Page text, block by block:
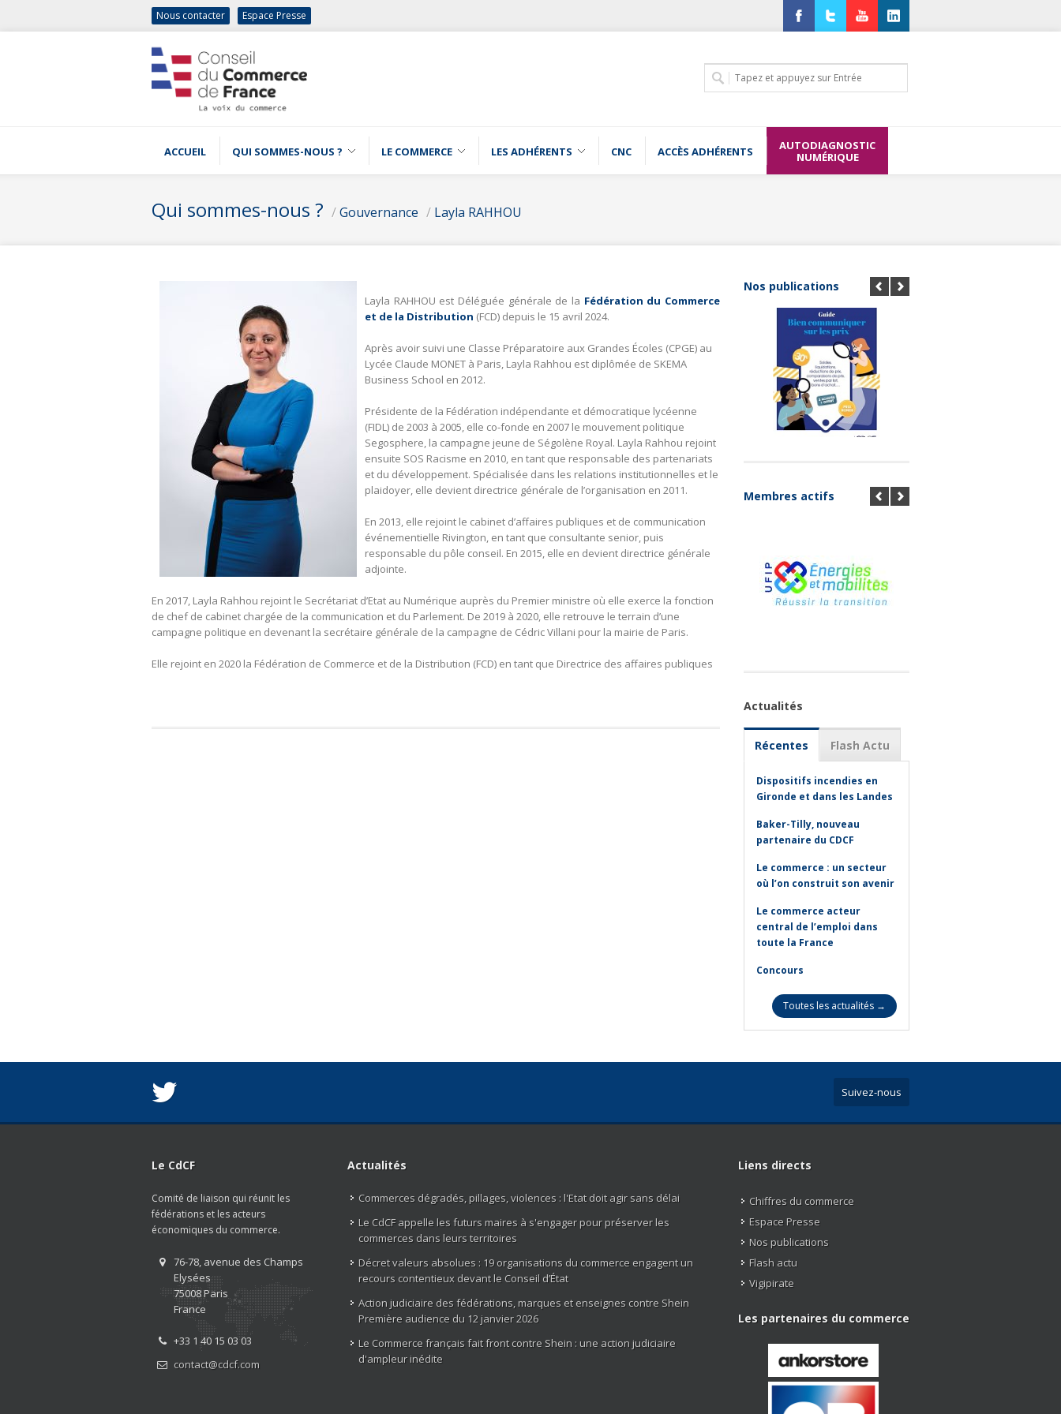
Nous contacter Espace Presse
ACCUEIL QUI SOMMES-NOUS ? LE COMMERCE LES ADHÉRENTS CNC ACCÈS ADHÉRENTS
AUTODIAGNOSTIC
NUMÉRIQUE
Qui sommes-nous ? /Gouvernance / Layla RAHHOU
Layla RAHHOU est Déléguée générale de la Fédération du Commerce
et de la Distribution (FCD) depuis le 15 avril 2024.
Après avoir suivi une Classe Préparatoire aux Grandes Écoles (CPGE) au
Lycée Claude MONET à Paris, Layla Rahhou est diplômée de SKEMA
Business School en 2012.
Présidente de la Fédération indépendante et démocratique lycéenne
(FIDL) de 2003 à 2005, elle co-fonde en 2007 le mouvement politique
Segosphere, la campagne jeune de Ségolène Royal. Layla Rahhou rejoint
ensuite SOS Racisme en 2010, en tant que responsable des partenariats
et du développement. Spécialisée dans les relations institutionnelles et le
plaidoyer, elle devient directrice générale de l’organisation en 2011.
En 2013, elle rejoint le cabinet d’affaires publiques et de communication
événementielle Rivington, en tant que consultante senior, puis
responsable du pôle conseil. En 2015, elle en devient directrice générale
adjointe.
En 2017, Layla Rahhou rejoint le Secrétariat d’Etat au Numérique auprès du Premier ministre où elle exerce la fonction
de chef de cabinet chargée de la communication et du Parlement. De 2019 à 2020, elle retrouve le terrain d’une
campagne politique en devenant la secrétaire générale de la campagne de Cédric Villani pour la mairie de Paris.
Elle rejoint en 2020 la Fédération de Commerce et de la Distribution (FCD) en tant que Directrice des affaires publiques
Nos publications
Membres actifs
Actualités
Récentes Flash Actu
Dispositifs incendies en
Gironde et dans les Landes
Baker-Tilly, nouveau
partenaire du CDCF
Le commerce : un secteur
où l’on construit son avenir
Le commerce acteur
central de l’emploi dans
toute la France
Concours
Toutes les actualités →
Suivez-nous
Le CdCF
Comité de liaison qui réunit les
fédérations et les acteurs
économiques du commerce.
76-78, avenue des Champs
Elysées
75008 Paris
France
+33 1 40 15 03 03
contact@cdcf.com
Actualités
Commerces dégradés, pillages, violences : l'Etat doit agir sans délai
Le CdCF appelle les futurs maires à s'engager pour préserver les
commerces dans leurs territoires
Décret valeurs absolues : 19 organisations du commerce engagent un
recours contentieux devant le Conseil d’État
Action judiciaire des fédérations, marques et enseignes contre Shein
Première audience du 12 janvier 2026
Le Commerce français fait front contre Shein : une action judiciaire
d'ampleur inédite
Liens directs
Chiffres du commerce
Espace Presse
Nos publications
Flash actu
Vigipirate
Les partenaires du commerce